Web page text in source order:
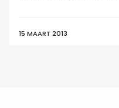
15 MAART 2013